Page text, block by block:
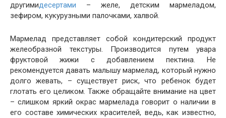
другимидесертами – желе, детским мармеладом,
зефиром, кукурузными палочками, халвой.
Мармелад представляет собой кондитерский продукт
желеобразной текстуры. Производится путем увара
фруктовой жижи с добавлением пектина. Не
рекомендуется давать малышу мармелад, который нужно
долго жевать, – существует риск, что ребенок будет
глотать его целиком. Также обращайте внимание на цвет
– слишком яркий окрас мармелада говорит о наличии в
его составе химических красителей, ведь, как известно,